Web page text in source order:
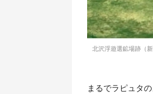
北沢浮遊選鉱場跡（
まるでラピュタ